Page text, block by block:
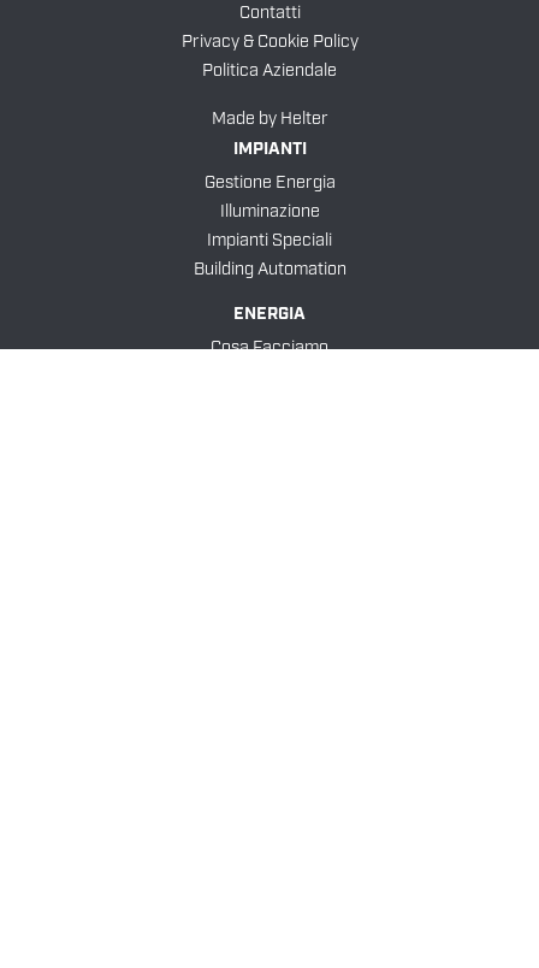
Contatti
Privacy & Cookie Policy
Politica Aziendale
Made by Helter
IMPIANTI
Gestione Energia
Illuminazione
Impianti Speciali
Building Automation
ENERGIA
Cosa Facciamo